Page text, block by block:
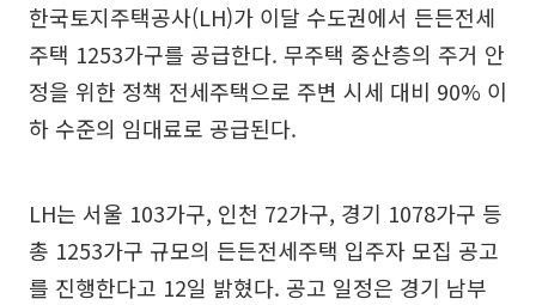
한국토지주택공사(LH)가 이달 수도권에서 든든전세
주택 1253가구를 공급한다. 무주택 중산층의 주거 안
정을 위한 정책 전세주택으로 주변 시세 대비 90% 이
하 수준의 임대료로 공급된다.
LH는 서울 103가구, 인천 72가구, 경기 1078가구 등
총 1253가구 규모의 든든전세주택 입주자 모집 공고
를 진행한다고 12일 밝혔다. 공고 일정은 경기 남부